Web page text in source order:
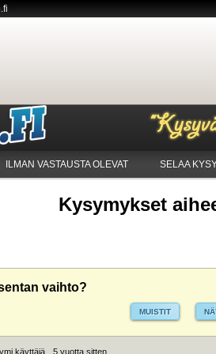
ILMAN VASTAUSTA OLEVAT SELAA
Kysymykset
vaihto?
MUISTIT
käyttäjä 5 vuotta sitten